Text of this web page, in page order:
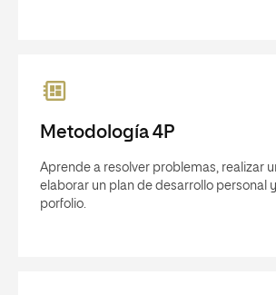
Metodología 4P
Aprende a resolver problemas, realizar
elaborar un plan de desarrollo personal
porfolio.